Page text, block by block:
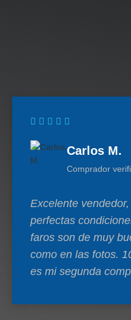
Carlos M.
Comprador
Excelente
perfectas
faros son de muy
como en las fotos.
es mi segunda